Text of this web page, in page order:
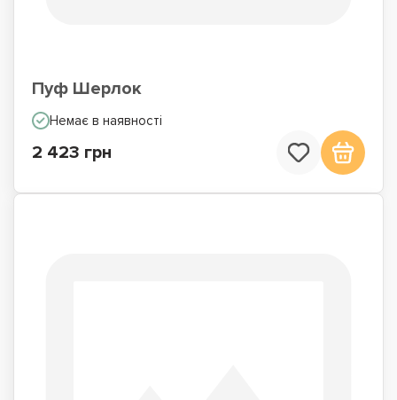
Пуф Шерлок
Немає в наявності
2 423 грн